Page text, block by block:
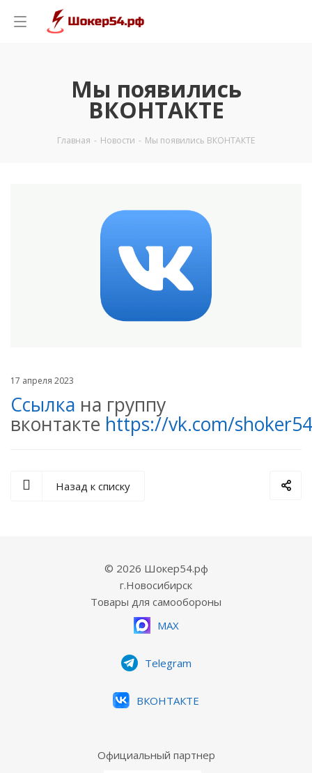
Мы появились
ВКОНТАКТЕ
Главная - Новости - Мы появились ВКОНТАКТЕ
17 апреля 2023
Ссылка на группу
вконтакте https://vk.com/
Назад к списку
© 2026 Шокер54.рф
г.Новосибирск
Товары для самообороны
MAX
Telegram
ВКОНТАКТЕ
Официальный партнер